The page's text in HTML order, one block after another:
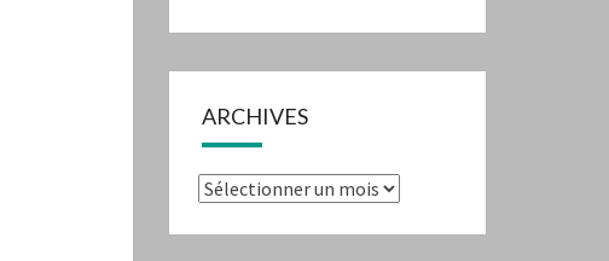
ARCHIVES
Archives